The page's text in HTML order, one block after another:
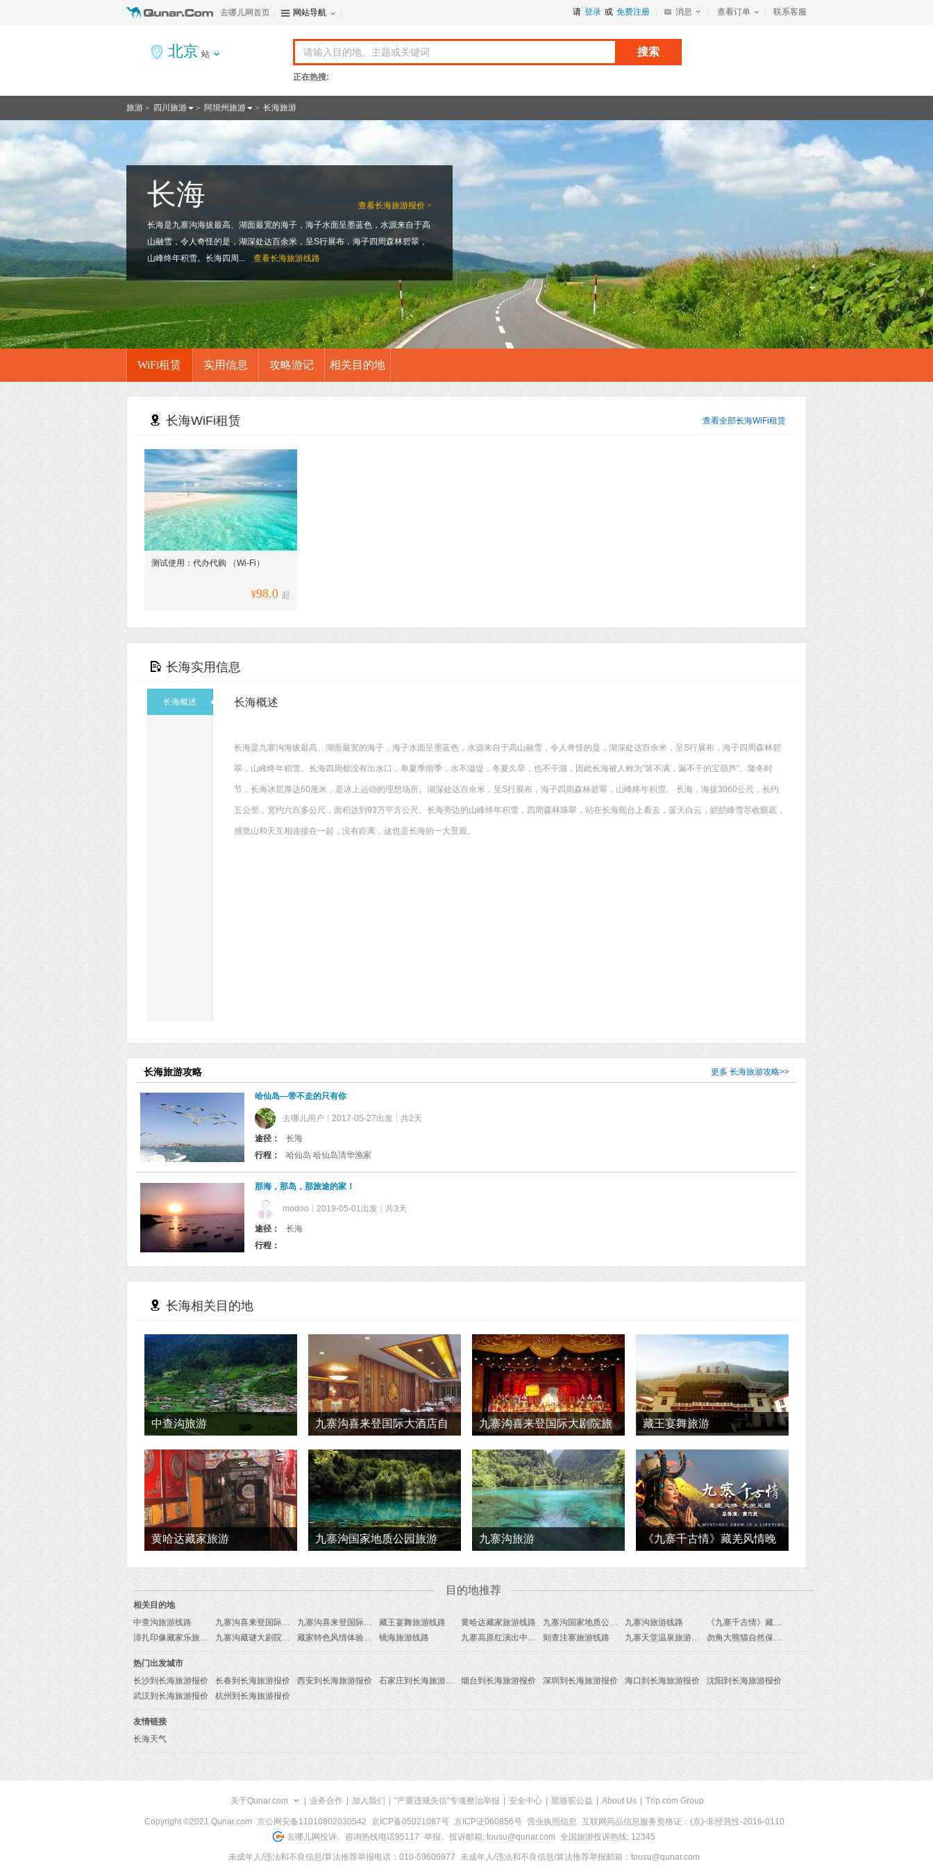
请 登录 或 免费注册 消息 查看订单 联系客服
去哪儿网首页 网站导航
北京 站 搜索
正在热搜:
旅游 > 四川旅游 > 阿坝州旅游 > 长海旅游
查看长海旅游报价 >
长海
长海是九寨沟海拔最高、湖面最宽的海子，海子水面呈墨蓝色，水源来自于高
山融雪，令人奇怪的是，湖深处达百余米，呈S行展布，海子四周森林碧翠，
山峰终年积雪。长海四周...
查看长海旅游线路
WiFi租赁 实用信息 攻略游记 相关目的地
查看全部长海WiFi租赁
长海WiFi租赁
测试使用：代办代购 （Wi-Fi）
¥98.0 起
长海实用信息
长海概述 长海概述
长海是九寨沟海拔最高、湖面最宽的海子，海子水面呈墨蓝色，水源来自于高山融雪，令人奇怪的是，湖深处达百余米，呈S行展布，海子四周森林碧
翠，山峰终年积雪。长海四周都没有出水口，单夏季雨季，水不溢堤，冬夏久旱，也不干涸，因此长海被人称为"装不满，漏不干的宝葫芦”。隆冬时
节，长海冰层厚达60厘米，是冰上运动的理想场所。湖深处达百余米，呈S行展布，海子四周森林碧翠，山峰终年积雪。 长海，海拔3060公尺，长约
五公里，宽约六百多公尺，面积达到93万平方公尺。长海旁边的山峰终年积雪，四周森林珠翠，站在长海观台上看去，蓝天白云，皑皑峰雪尽收眼底，
感觉山和天互相连接在一起，没有距离，这也是长海的一大景观。
长海旅游攻略 更多 长海旅游攻略>>
哈仙岛—带不走的只有你
去哪儿用户 2017-05-27出发 共2天
途径：
长海
行程：
哈仙岛 哈仙岛清华渔家
那海，那岛，那旅途的家！
modoo 2019-05-01出发 共3天
途径：
长海
行程：
长海相关目的地
中查沟旅游
九寨沟喜来登国际大酒店自
助餐厅旅游
九寨沟喜来登国际大剧院旅
游
藏王宴舞旅游
黄哈达藏家旅游 九寨沟国家地质公园旅游 九寨沟旅游
《九寨千古情》藏羌风情晚
目的地推荐
相关目的地
中查沟旅游线路
九寨沟喜来登国际大酒店自助餐厅旅游线路 九寨沟喜来登国际大剧院旅游线路 藏王宴舞旅游线路 黄哈达藏家旅游线路 九寨沟国家地质公园旅游线路 九寨沟旅游线路
《九寨千古情》藏羌风情晚会旅游线路
漳扎印像藏家乐旅游线路
九寨沟藏谜大剧院‎旅游线路 藏家特色风情体验旅游线路 镜海旅游线路 九寨高原红演出中心旅游线路 则查洼寨旅游线路 九寨天堂温泉旅游线路 勿角大熊猫自然保护区旅游线路
热门出发城市
长沙到长海旅游报价
长春到长海旅游报价 西安到长海旅游报价 石家庄到长海旅游报价 烟台到长海旅游报价 深圳到长海旅游报价 海口到长海旅游报价
沈阳到长海旅游报价
武汉到长海旅游报价
杭州到长海旅游报价
友情链接
长海天气
关于Qunar.com 业务合作 加入我们 "严重违规失信"专项整治举报 安全中心 星骆驼公益 About Us Trip.com Group
Copyright ©2021 Qunar.com 京公网安备11010802030542 京ICP备05021087号 京ICP证060856号 营业执照信息 互联网药品信息服务资格证：(京)-非经营性-2016-0110
去哪儿网投诉、咨询热线电话95117 举报、投诉邮箱: tousu@qunar.com 全国旅游投诉热线: 12345
未成年人/违法和不良信息/算法推荐举报电话：010-59606977 未成年人/违法和不良信息/算法推荐举报邮箱：tousu@qunar.com